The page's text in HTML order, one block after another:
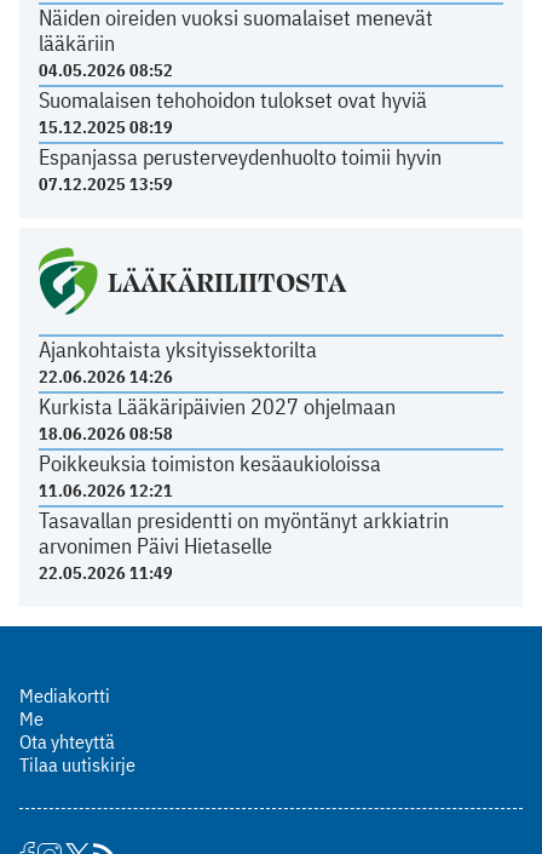
Näiden oireiden vuoksi suomalaiset menevät
lääkäriin
04.05.2026 08:52
Suomalaisen tehohoidon tulokset ovat hyviä
15.12.2025 08:19
Espanjassa perusterveydenhuolto toimii hyvin
07.12.2025 13:59
LÄÄKÄRILIITOSTA
Ajankohtaista yksityissektorilta
22.06.2026 14:26
Kurkista Lääkäripäivien 2027 ohjelmaan
18.06.2026 08:58
Poikkeuksia toimiston kesäaukioloissa
11.06.2026 12:21
Tasavallan presidentti on myöntänyt arkkiatrin
arvonimen Päivi Hietaselle
22.05.2026 11:49
Mediakortti
Me
Ota yhteyttä
Tilaa uutiskirje